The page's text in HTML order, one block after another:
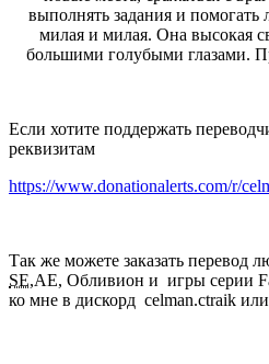
выполнять задания и
милая и милая. Она высокая
большими голубыми глазами.
Если хотите поддержать
реквизитам
https://www.donationalerts.com/r/
Так же можете заказать перевод
SE,AE, Обливион и игры серии
ко мне в дискорд celman.ctraik